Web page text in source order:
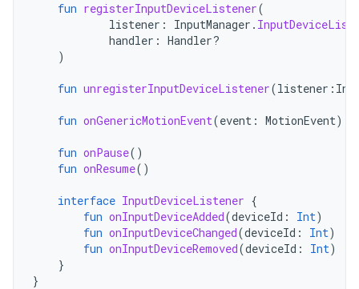
fun registerInputDeviceListener(
listener : InputManager .
handler : Handler?
)
fun unregisterInputDeviceListener(listener :
fun onGenericMotionEvent(event : MotionEvent)
fun onPause()
fun onResume()
interface InputDeviceListener {
fun onInputDeviceAdded(deviceId : Int)
fun onInputDeviceChanged(deviceId : Int)
fun onInputDeviceRemoved(deviceId : Int)
}
}